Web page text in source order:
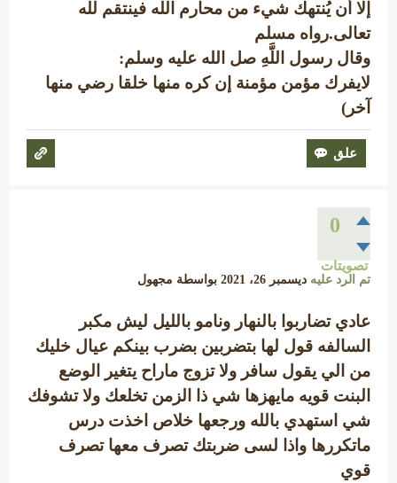
إلا أن يُنتهك شيء من محارم الله فينتقم لله
تعالى.رواه مسلم
وقال رسول اللَّهِ صل الله عليه وسلم:
لايفرك مؤمن مؤمنة إن كره منها خلقا رضي منها
آخر)
0
تصويتات
تم الرد عليه ديسمبر 26، 2021 بواسطة مجهول
عادي تضاربوا بالنهار ونامو بالليل ليش مكبر
السالفه قول لها بتضربين بضرب بينكم عيال خليك
من الي يقول سافر ولا تزوج ماراح يتغير الوضع
البنت قويه مايهزها شي ذا الزمن تخلعك ولا تشوفك
شي استهدي بالله ورجعها خلاص اخذت درس
ماتكررها واذا لسى ضربتك تصرف معها تصرف
قوي